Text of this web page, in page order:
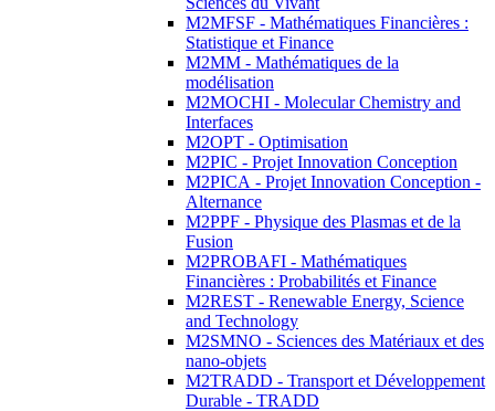
M2MFSF - Mathématiques Financières :
Statistique et Finance
M2MM - Mathématiques de la
modélisation
M2MOCHI - Molecular Chemistry and
Interfaces
M2OPT - Optimisation
M2PIC - Projet Innovation Conception
M2PICA - Projet Innovation Conception -
Alternance
M2PPF - Physique des Plasmas et de la
Fusion
M2PROBAFI - Mathématiques
Financières : Probabilités et Finance
M2REST - Renewable Energy, Science
and Technology
M2SMNO - Sciences des Matériaux et des
nano-objets
M2TRADD - Transport et Développement
Durable - TRADD